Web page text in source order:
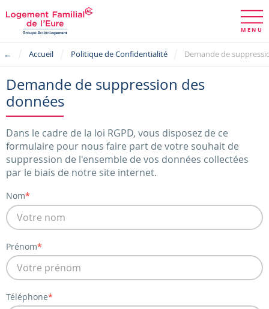
← Accueil Politique de Confidentialité
Demande de suppression des
données
Dans le cadre de la loi RGPD, vous disposez de ce
formulaire pour nous faire part de votre souhait de
suppression de l'ensemble de vos données collectées
par le biais de notre site internet.
Nom
Prénom
Téléphone